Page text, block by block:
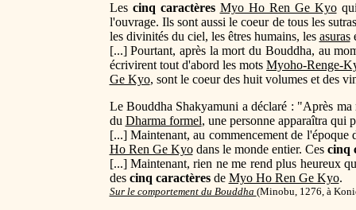
Les cinq caractères Myo Ho Ren Ge Kyoqui
l'ouvrage. Ils sont aussi le coeur de tous les
les divinités du ciel, les êtres humains, les asuras
[...] Pourtant, après la mort du Bouddha, au
écrivirent tout d'abord les motsMyoho-Renge-
Ge Kyo, sont le coeur des huit volumes et des
Le Bouddha Shakyamuni a déclaré : "Après ma
du Dharma formel, une personne apparaîtra qui
[...] Maintenant, au commencement de l'époque
Ho Ren Ge Kyodans le monde entier. Ces cinq
[...] Maintenant, rien ne me rend plus heureux
des cinq caractèresde Myo Ho Ren Ge Kyo.
Sur le comportement du Bouddha (Minobu, 1276, à